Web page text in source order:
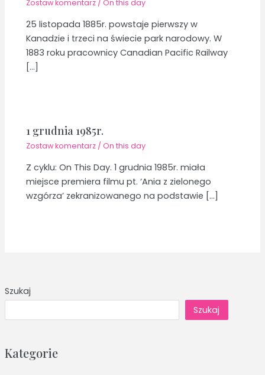
Szukaj
Szukaj
Kategorie
Zostaw komentarz /On this day
25 listopada 1885r. powstaje pierwszy w
Kanadzie i trzeci na świecie park narodowy. W
1883 roku pracownicy Canadian Pacific Railway
[…]
1 grudnia 1985r.
Zostaw komentarz /On this day
Z cyklu: On This Day. 1 grudnia 1985r. miała
miejsce premiera filmu pt. ‘Ania z zielonego
wzgórza’ zekranizowanego na podstawie […]